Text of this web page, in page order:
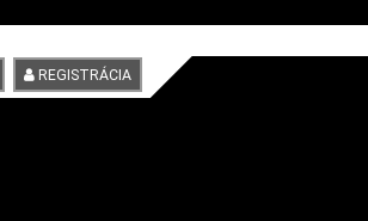
REGISTRÁCIA